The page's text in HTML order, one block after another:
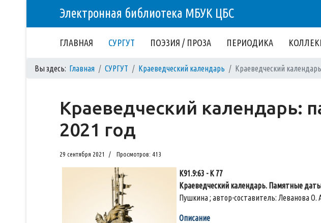
Электронная библиотека МБУК ЦБС
ГЛАВНАЯ СУРГУТ ПОЭЗИЯ / ПРОЗА ПЕРИОДИКА
Вы здесь: Главная СУРГУТ Краеведческий календарь Краеведческий
Краеведческий календарь:
2021 год
29 сентября 2021 Просмотров: 413
К91.9:63 - К 77
Краеведческий календарь. Памятные даты
Пушкина ; автор-составитель: Леванова О.
Описание